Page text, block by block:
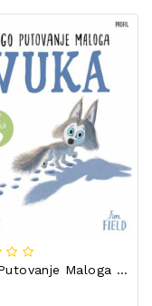
Dugo Putovanje Maloga Vuka